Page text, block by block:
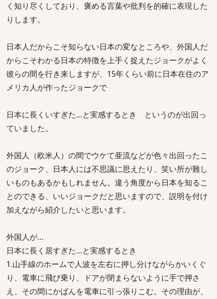
く知り尽くしており、褒める言葉や批判を的確に表現した
りします。
日本人だからこそ知らない日本の変なところや、外国人だ
からこそわかる日本の特徴を上手く捉えたジョークがよく
彼らの間を行き来しますが、15年くらい前に日本在住のア
メリカ人が作ったジョークで
日本に長くいすぎた…と実感するとき というのが出回っ
ていました。
外国人（欧米人）の間でウケて亜流などが色々出回ったこ
のジョーク、日本人には不思議に思えたり、笑い所が難し
いものもあるかもしれません。違う角度から日本を知るこ
とのできる、いいジョークだと思いますので、説明を付け
加えながら紹介したいと思います。
外国人が…
日本に長く居すぎた…と実感するとき
1.山手線のホームで人波を左右に押し分けながらかいくぐ
り、電車に飛び乗り、ドアが閉まらないように手で押さ
え、その間にかばんを電車に引っ張りこむ。その理由が、